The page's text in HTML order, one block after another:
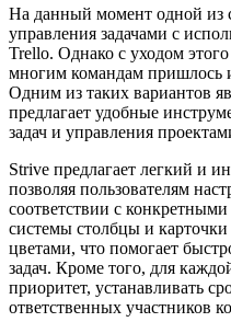
На данный момент одной из
управления задачами с
Trello. Однако с уходом
многим командам пришлось
Одним из таких вариантов
предлагает удобные
задач и управления
Strive предлагает легкий и
позволяя пользователям
соответствии с
системы столбцы и
цветами, что помогает
задач. Кроме того, для
приоритет, устанавливать
ответственных участников